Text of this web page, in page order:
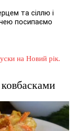
та сіллю і
посипаємо
на Новий рік.